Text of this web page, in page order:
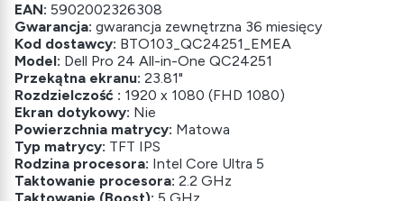
EAN: 5902002326308
Gwarancja: gwarancja zewnętrzna 36 miesięcy
Kod dostawcy: BTO103_QC24251_EMEA
Model: Dell Pro 24 All-in-One QC24251
Przekątna ekranu: 23.81"
Rozdzielczość : 1920 x 1080 (FHD 1080)
Ekran dotykowy: Nie
Powierzchnia matrycy: Matowa
Typ matrycy: TFT IPS
Rodzina procesora: Intel Core Ultra 5
Taktowanie procesora: 2.2 GHz